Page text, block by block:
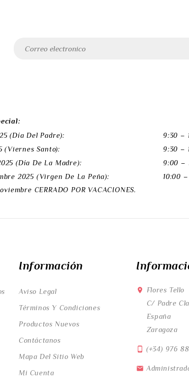
(Día Del Padre):
9:30 –
(Viernes Santo):
9:30 –
(Día De La Madre):
9:00 –
2025 (Virgen De La Peña):
10:00
CERRADO POR VACACIONES.
Información
Aviso Legal
Términos Y Condiciones
Productos Nuevos
Contáctanos
Mapa Del Sitio Web
Mi Cuenta

Flores Tello
C/ Padre
España
Zaragoza
 (+34) 976
